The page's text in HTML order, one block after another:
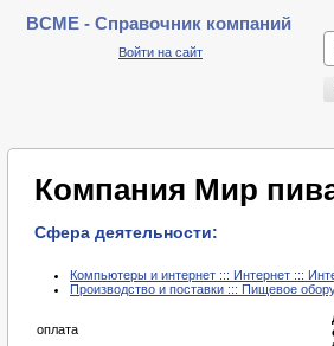
BCME - Справочник компаний
Войти на сайт
Компания Мир
Сфера деятельности:
Компьютеры и интернет ::: Интернет :::
Производство и поставки ::: Пищевое
оплата